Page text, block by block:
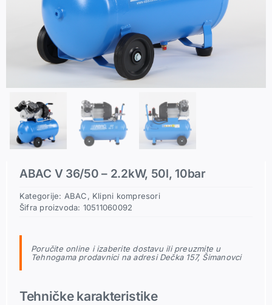
Pneumatski priključci
Rezerni delovi
ABAC V 36/50 – 2.2kW, 50l, 10bar
Kategorije: ABAC, Klipni kompresori
Šifra proizvoda: 10511060092
Poručite online i izaberite dostavu ili preuzmite u
Tehnogama prodavnici na adresi Dečka 157, Šimanovci
Tehničke karakteristike